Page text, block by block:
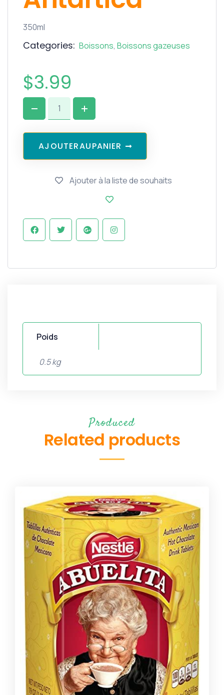
350ml
Categories: Boissons, Boissons gazeuses
$3.99
AJ OUTERAUPANIER
Ajouter à la liste de souhaits
Poids
0.5 kg
Produced
Related products